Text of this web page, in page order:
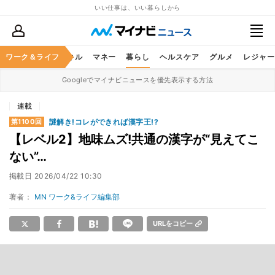
いい仕事は、いい暮らしから
ワーク＆ライフ
ア ビジネススキル マネー 暮らし ヘルスケア グルメ レジャー
Googleでマイナビニュースを優先表示する方法
連載
第1100回 謎解き!コレができれば漢字王!?
【レベル2】地味ムズ!共通の漢字が“見えてこ
ない”…
掲載日 2026/04/22 10:30
著者： MN ワーク&ライフ編集部
URLをコピー